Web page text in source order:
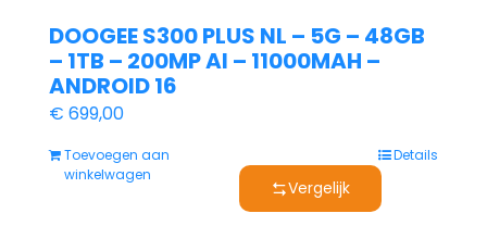
DOOGEE S300 PLUS NL – 5G – 48GB
– 1TB – 200MP AI – 11000MAH –
ANDROID 16
€ 699,00
Toevoegen aan
winkelwagen
Details
Vergelijk